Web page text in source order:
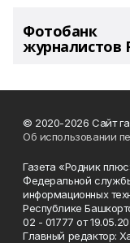
Фотобанк
журналистов
© 2020-2026 Сайт
Об использовании
Газета «Родник
Федеральной
информационных
Республике
02 - 01777 от
Главный редактор: